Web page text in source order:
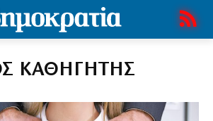
ΚΑΘΗΓΗΤΗΣ